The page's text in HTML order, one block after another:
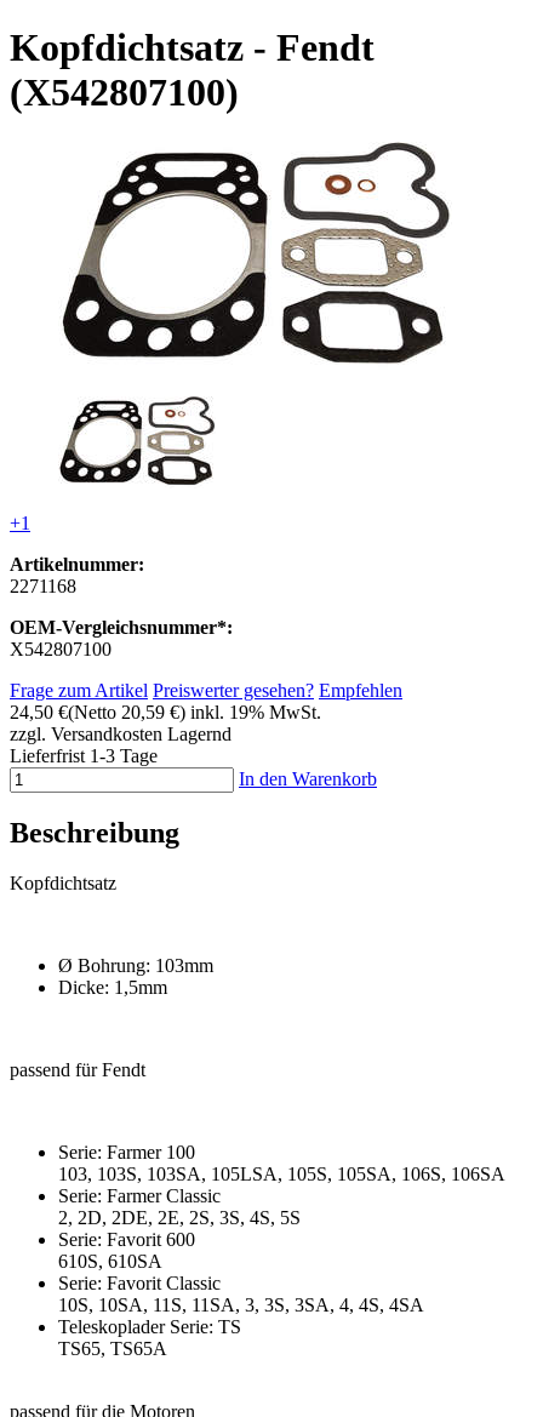
Kopfdichtsatz - Fendt
(X542807100)
+1
Artikelnummer:
2271168
OEM-Vergleichsnummer*:
X542807100
Frage zum Artikel Preiswerter gesehen? Empfehlen
24,50 €(Netto 20,59 €) inkl. 19% MwSt.
zzgl. Versandkosten Lagernd
Lieferfrist 1-3 Tage
In den Warenkorb
Beschreibung
Kopfdichtsatz
Ø Bohrung: 103mm
Dicke: 1,5mm
passend für Fendt
Serie: Farmer 100
103, 103S, 103SA, 105LSA, 105S, 105SA, 106S, 106SA
Serie: Farmer Classic
2, 2D, 2DE, 2E, 2S, 3S, 4S, 5S
Serie: Favorit 600
610S, 610SA
Serie: Favorit Classic
10S, 10SA, 11S, 11SA, 3, 3S, 3SA, 4, 4S, 4SA
Teleskoplader Serie: TS
TS65, TS65A
passend für die Motoren